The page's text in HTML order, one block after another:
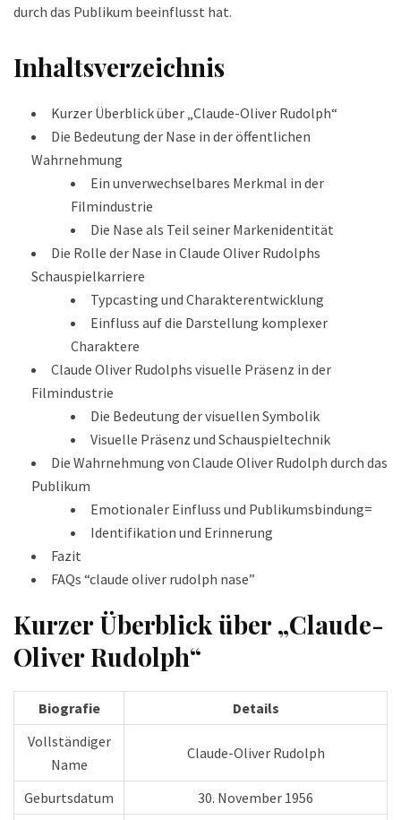
durch das Publikum beeinflusst hat.
Inhaltsverzeichnis
Kurzer Überblick über „Claude-Oliver Rudolph“
Die Bedeutung der Nase in der öffentlichen
Wahrnehmung
Ein unverwechselbares Merkmal in der
Filmindustrie
Die Nase als Teil seiner Markenidentität
Die Rolle der Nase in Claude Oliver Rudolphs
Schauspielkarriere
Typcasting und Charakterentwicklung
Einfluss auf die Darstellung komplexer
Charaktere
Claude Oliver Rudolphs visuelle Präsenz in der
Filmindustrie
Die Bedeutung der visuellen Symbolik
Visuelle Präsenz und Schauspieltechnik
Die Wahrnehmung von Claude Oliver Rudolph durch das
Publikum
Emotionaler Einfluss und Publikumsbindung=
Identifikation und Erinnerung
Fazit
FAQs “claude oliver rudolph nase”
Kurzer Überblick über „Claude-
Oliver Rudolph“
Biografie
Details
Vollständiger
Name
Claude-Oliver Rudolph
Geburtsdatum
30. November 1956